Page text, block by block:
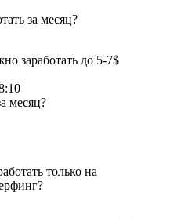
за месяц?
заработать до 5-7$
месяц?
только на